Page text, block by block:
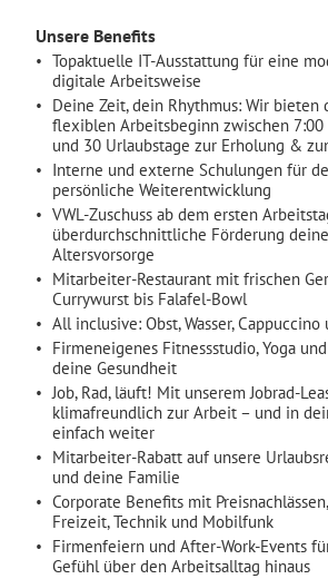
Unsere Benefits
Topaktuelle IT-Ausstattung für eine
digitale Arbeitsweise
Deine Zeit, dein Rhythmus: Wir bieten
flexiblen Arbeitsbeginn zwischen 7:00
und 30 Urlaubstage zur Erholung &
Interne und externe Schulungen für
persönliche Weiterentwicklung
VWL-Zuschuss ab dem ersten
überdurchschnittliche Förderung
Altersvorsorge
Mitarbeiter-Restaurant mit frischen
Currywurst bis Falafel-Bowl
All inclusive: Obst, Wasser, Cappuccino
Firmeneigenes Fitnessstudio, Yoga
deine Gesundheit
Job, Rad, läuft! Mit unserem Jobrad-
klimafreundlich zur Arbeit – und in
einfach weiter
Mitarbeiter-Rabatt auf unsere
und deine Familie
Corporate Benefits mit
Freizeit, Technik und Mobilfunk
Firmenfeiern und After-Work-Events
Gefühl über den Arbeitsalltag hinaus